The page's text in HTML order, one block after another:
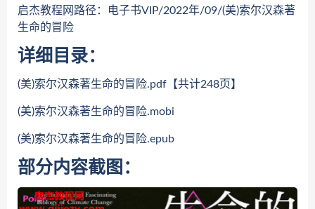
启杰教程网路径：电子书VIP/2022年/09/(美)索尔汉森著
生命的冒险
详细目录：
(美)索尔汉森著生命的冒险.pdf【共计248页】
(美)索尔汉森著生命的冒险.mobi
(美)索尔汉森著生命的冒险.epub
部分内容截图：